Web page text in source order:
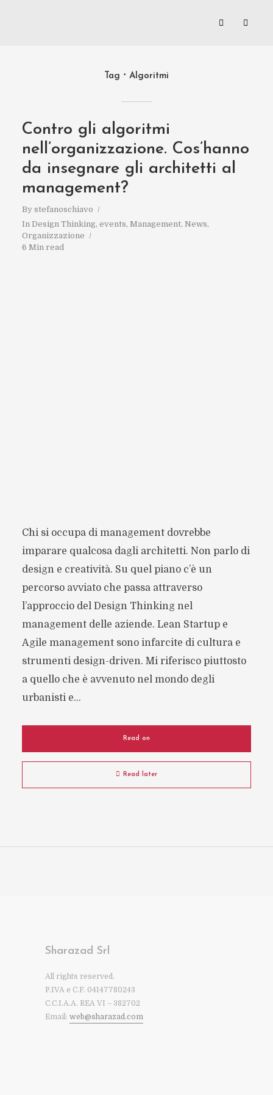
Tag Algoritmi
Contro gli algoritmi
nell’organizzazione. Cos’hanno
da insegnare gli architetti al
management?
By stefanoschiavo
In Design Thinking, events, Management, News,
Organizzazione
6 Min read
Chi si occupa di management dovrebbe
imparare qualcosa dagli architetti. Non parlo di
design e creatività. Su quel piano c’è un
percorso avviato che passa attraverso
l’approccio del Design Thinking nel
management delle aziende. Lean Startup e
Agile management sono infarcite di cultura e
strumenti design-driven. Mi riferisco piuttosto
a quello che è avvenuto nel mondo degli
urbanisti e...
Read on
Read later
Sharazad Srl
All rights reserved.
P.IVA e C.F. 04147780243
C.C.I.A.A. REA VI – 382702
Email: web@sharazad.com